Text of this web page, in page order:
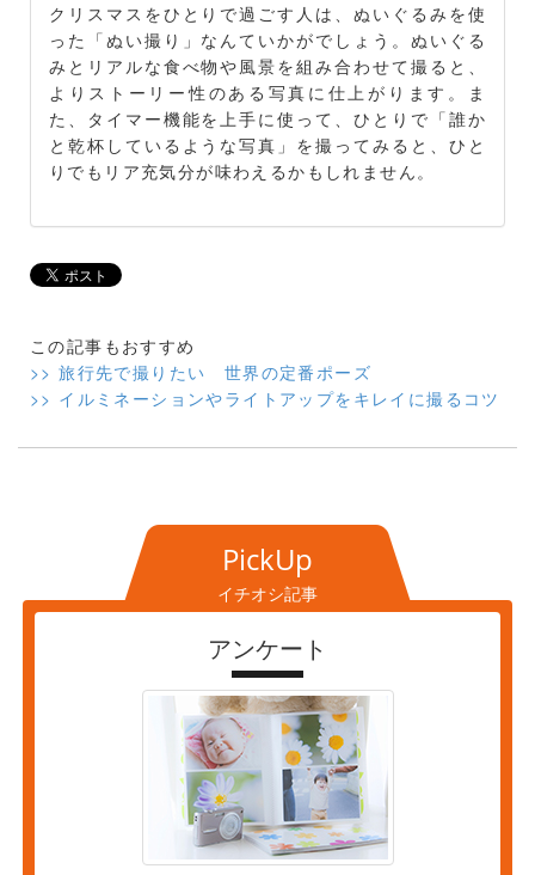
クリスマスをひとりで過ごす人は、ぬいぐるみを使
った「ぬい撮り」なんていかがでしょう。ぬいぐる
みとリアルな食べ物や風景を組み合わせて撮ると、
よりストーリー性のある写真に仕上がります。ま
た、タイマー機能を上手に使って、ひとりで「誰か
と乾杯しているような写真」を撮ってみると、ひと
りでもリア充気分が味わえるかもしれません。
この記事もおすすめ
>> 旅行先で撮りたい 世界の定番ポーズ
>> イルミネーションやライトアップをキレイに撮るコツ
PickUp
イチオシ記事
アンケート